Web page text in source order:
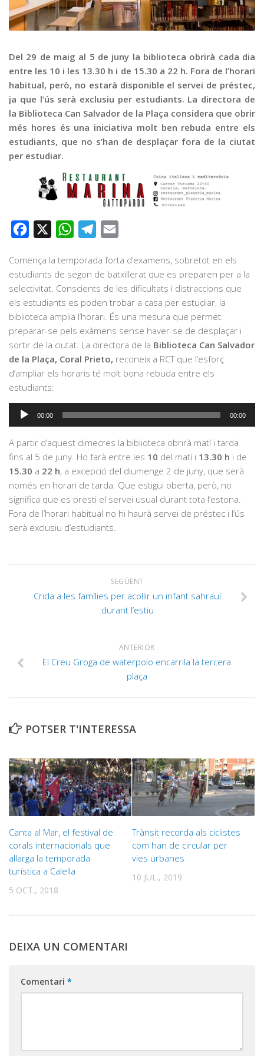
Publicitat
Del 29 de maig al 5 de juny la biblioteca obrirà cada dia
entre les 10 i les 13.30 h i de 15.30 a 22 h. Fora de l’horari
habitual, però, no estarà disponible el servei de préstec,
ja que l’ús serà exclusiu per estudiants. La directora de
la Biblioteca Can Salvador de la Plaça considera que obrir
més hores és una iniciativa molt ben rebuda entre els
estudiants, que no s’han de desplaçar fora de la ciutat
per estudiar.
Facebook WhatsAppTelegram
Comença la temporada forta d’examens, sobretot en els
estudiants de segon de batxillerat que es preparen per a la
selectivitat. Conscients de les dificultats i distraccions que
els estudiants es poden trobar a casa per estudiar, la
biblioteca amplia l’horari. És una mesura que permet
preparar-se pels exàmens sense haver-se de desplaçar i
sortir de la ciutat. La directora de la Biblioteca Can Salvador
de la Plaça, Coral Prieto, reconeix a RCT que l’esforç
d’ampliar els horaris té molt bona rebuda entre els
estudiants:
Reproductor
00:00 00:00
A partir d’aquest dimecres la biblioteca obrirà matí i tarda
fins al 5 de juny. Ho farà entre les 10 del matí i 13.30 h i de
15.30 a 22 h, a excepció del diumenge 2 de juny, que serà
només en horari de tarda. Que estigui oberta, però, no
significa que es presti el servei usual durant tota l’estona.
Fora de l’horari habitual no hi haurà servei de préstec i l’ús
serà exclusiu d’estudiants.
SEGÜENT
Crida a les famílies per acollir un infant sahrauí
durant l’estiu
ANTERIOR
El Creu Groga de waterpolo encarrila la tercera
plaça
POTSER T'INTERESSA
Canta al Mar, el festival de
corals internacionals que
allarga la temporada
turística a Calella
5 OCT., 2018
Trànsit recorda als ciclistes
com han de circular per
vies urbanes
10 JUL., 2019
DEIXA UN COMENTARI
Comentari *